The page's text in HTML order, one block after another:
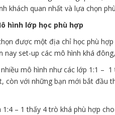
khách quan nhất và lựa chọn
hình lớp học phù hợp
được một địa chỉ học phù
nay set-up các mô hình khá
mô hình như các lớp 1:1 –
còn với những bạn mới bắt đầu
1:4 – 1 thấy 4 trò khá phù hợp